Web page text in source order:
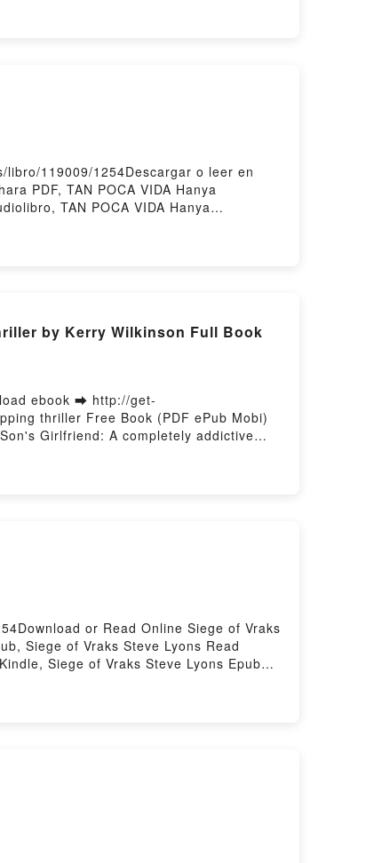
119009/1254Descargar o leer en
PDF, TAN POCA VIDA Hanya
TAN POCA VIDA Hanya
by Kerry Wilkinson Full Book
ebook ➡ http://get-
thriller Free Book (PDF ePub Mobi)
Girlfriend: A completely addictive
addictive and gripping thriller
or Read Online Siege of Vraks
Siege of Vraks Steve Lyons Read
Siege of Vraks Steve Lyons Epub